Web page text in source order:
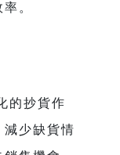
。
的抄貨作
少缺貨情